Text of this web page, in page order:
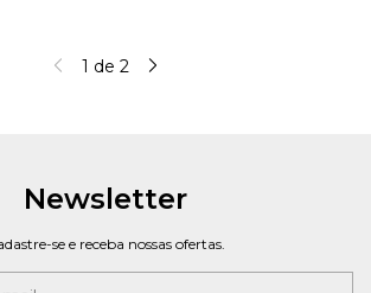
1 de 2
Newsletter
se e receba nossas ofertas.